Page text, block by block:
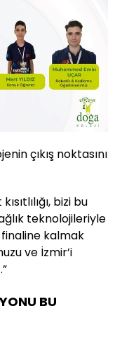
çıkış noktasını
bizi bu
teknolojileriyle
kalmak
ve İzmir’i
BU